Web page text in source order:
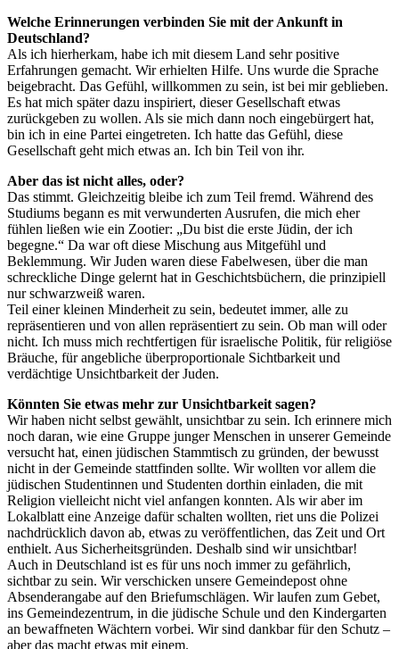
Welche Erinnerungen verbinden Sie mit der Ankunft in
Deutschland?
Als ich hierherkam, habe ich mit diesem Land sehr positive
Erfahrungen gemacht. Wir erhielten Hilfe. Uns wurde die Sprache
beigebracht. Das Gefühl, willkommen zu sein, ist bei mir geblieben.
Es hat mich später dazu inspiriert, dieser Gesellschaft etwas
zurückgeben zu wollen. Als sie mich dann noch eingebürgert hat,
bin ich in eine Partei eingetreten. Ich hatte das Gefühl, diese
Gesellschaft geht mich etwas an. Ich bin Teil von ihr.
Aber das ist nicht alles, oder?
Das stimmt. Gleichzeitig bleibe ich zum Teil fremd. Während des
Studiums begann es mit verwunderten Ausrufen, die mich eher
fühlen ließen wie ein Zootier: „Du bist die erste Jüdin, der ich
begegne.“ Da war oft diese Mischung aus Mitgefühl und
Beklemmung. Wir Juden waren diese Fabelwesen, über die man
schreckliche Dinge gelernt hat in Geschichtsbüchern, die prinzipiell
nur schwarzweiß waren.
Teil einer kleinen Minderheit zu sein, bedeutet immer, alle zu
repräsentieren und von allen repräsentiert zu sein. Ob man will oder
nicht. Ich muss mich rechtfertigen für israelische Politik, für religiöse
Bräuche, für angebliche überproportionale Sichtbarkeit und
verdächtige Unsichtbarkeit der Juden.
Könnten Sie etwas mehr zur Unsichtbarkeit sagen?
Wir haben nicht selbst gewählt, unsichtbar zu sein. Ich erinnere mich
noch daran, wie eine Gruppe junger Menschen in unserer Gemeinde
versucht hat, einen jüdischen Stammtisch zu gründen, der bewusst
nicht in der Gemeinde stattfinden sollte. Wir wollten vor allem die
jüdischen Studentinnen und Studenten dorthin einladen, die mit
Religion vielleicht nicht viel anfangen konnten. Als wir aber im
Lokalblatt eine Anzeige dafür schalten wollten, riet uns die Polizei
nachdrücklich davon ab, etwas zu veröffentlichen, das Zeit und Ort
enthielt. Aus Sicherheitsgründen. Deshalb sind wir unsichtbar!
Auch in Deutschland ist es für uns noch immer zu gefährlich,
sichtbar zu sein. Wir verschicken unsere Gemeindepost ohne
Absenderangabe auf den Briefumschlägen. Wir laufen zum Gebet,
ins Gemeindezentrum, in die jüdische Schule und den Kindergarten
an bewaffneten Wächtern vorbei. Wir sind dankbar für den Schutz –
aber das macht etwas mit einem.